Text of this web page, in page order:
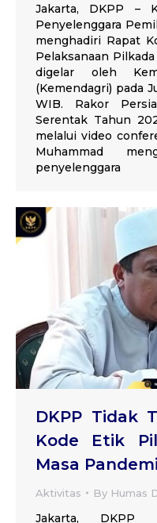
Jakarta, DKPP –
Penyelenggara
menghadiri Rapat
Pelaksanaan
digelar oleh
(Kemendagri) pada
WIB. Rakor
Serentak Tahun
melalui video
Muhammad
penyelenggara
DKPP Tidak
Kode Etik
Masa
Aktivitas By Humas
Jakarta, DKPP